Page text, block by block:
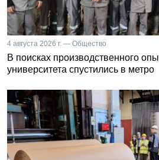
4 августа 2026 г. — Общество
В поисках производственного
университета спустились в метро